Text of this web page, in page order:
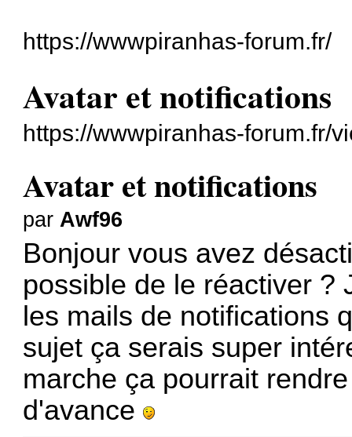
https://wwwpiranhas-forum.fr/
Avatar et notifications
https://wwwpiranhas-forum.fr/
Avatar et notifications
par Awf96
Bonjour vous avez
possible de le réactiver ?
les mails de notifications
sujet ça serais super
marche ça pourrait
d'avance